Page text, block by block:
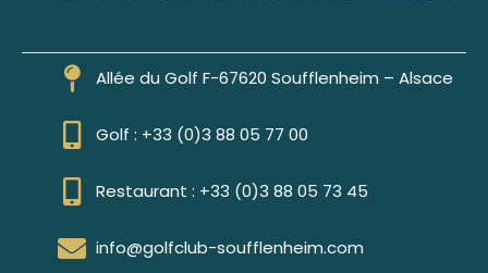
Allée du Golf F-67620 Soufflenheim – Alsace
Golf : +33 (0)3 88 05 77 00
Restaurant : +33 (0)3 88 05 73 45
info@golfclub-soufflenheim.com